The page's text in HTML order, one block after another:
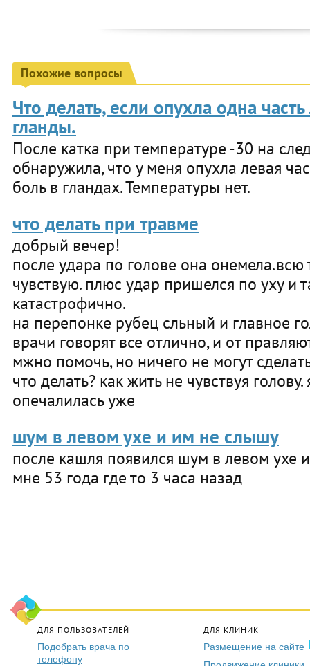
Похожие вопросы
Что делать, если опухла одна
гланды.
После катка при температуре -30 на
обнаружила, что у меня опухла левая
боль в гландах. Температуры нет.
что делать при травме
добрый вечер!
после удара по голове она
чувствую. плюс удар пришелся по уху и
катастрофично.
на перепонке рубец сльный и главное
врачи говорят все отлично, и от
мжно помочь, но ничего не могут
что делать? как жить не чувствуя
опечалилась уже
шум в левом ухе и им не слышу
после кашля появился шум в левом ухе
мне 53 года где то 3 часа назад
ДЛЯ ПОЛЬЗОВАТЕЛЕЙ
Подобрать врача по
телефону
ДЛЯ КЛИНИК
Размещение на сайте